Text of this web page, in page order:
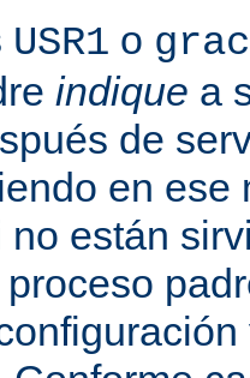
USR1 o
indique a
de
en ese
no están